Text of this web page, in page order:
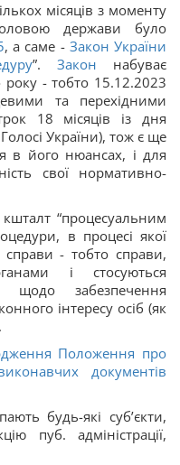
місяців з моменту
держави було
, а саме - Закон України
”. Закон набуває
року - тобто 15.12.2023
та перехідними
18 місяців із дня
України), тож є ще
в його нюансах, і для
свої нормативно-
“процесуальним
в процесі якої
справи - тобто справи,
і стосуються
щодо забезпечення
інтересу осіб (як
Положення про
документів
будь-які суб’єкти,
пуб. адміністрації,